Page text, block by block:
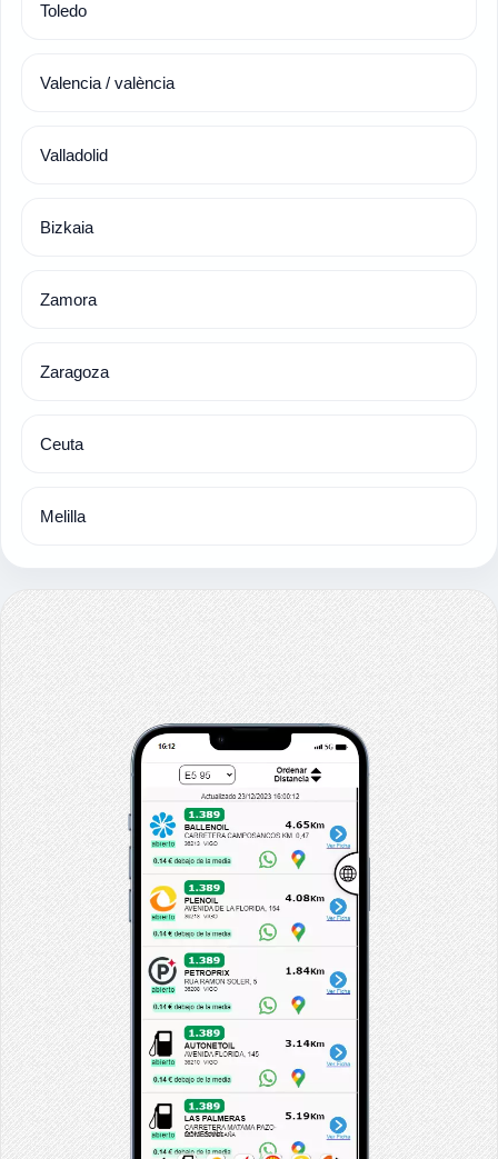
Toledo
Valencia / valència
Valladolid
Bizkaia
Zamora
Zaragoza
Ceuta
Melilla